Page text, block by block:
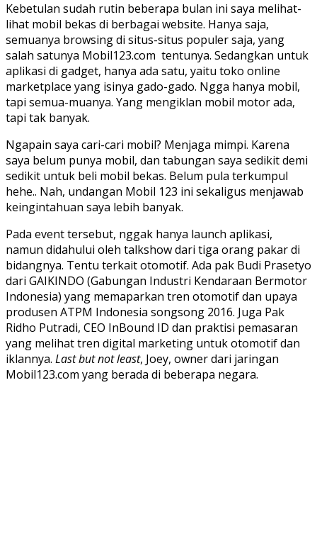
Kebetulan sudah rutin beberapa bulan ini saya melihat-
lihat mobil bekas di berbagai website. Hanya saja,
semuanya browsing di situs-situs populer saja, yang
salah satunya Mobil123.com tentunya. Sedangkan untuk
aplikasi di gadget, hanya ada satu, yaitu toko online
marketplace yang isinya gado-gado. Ngga hanya mobil,
tapi semua-muanya. Yang mengiklan mobil motor ada,
tapi tak banyak.
Ngapain saya cari-cari mobil? Menjaga mimpi. Karena
saya belum punya mobil, dan tabungan saya sedikit demi
sedikit untuk beli mobil bekas. Belum pula terkumpul
hehe.. Nah, undangan Mobil 123 ini sekaligus menjawab
keingintahuan saya lebih banyak.
Pada event tersebut, nggak hanya launch aplikasi,
namun didahului oleh talkshow dari tiga orang pakar di
bidangnya. Tentu terkait otomotif. Ada pak Budi Prasetyo
dari GAIKINDO (Gabungan Industri Kendaraan Bermotor
Indonesia) yang memaparkan tren otomotif dan upaya
produsen ATPM Indonesia songsong 2016. Juga Pak
Ridho Putradi, CEO InBound ID dan praktisi pemasaran
yang melihat tren digital marketing untuk otomotif dan
iklannya. Last but not least, Joey, owner dari jaringan
Mobil123.com yang berada di beberapa negara.